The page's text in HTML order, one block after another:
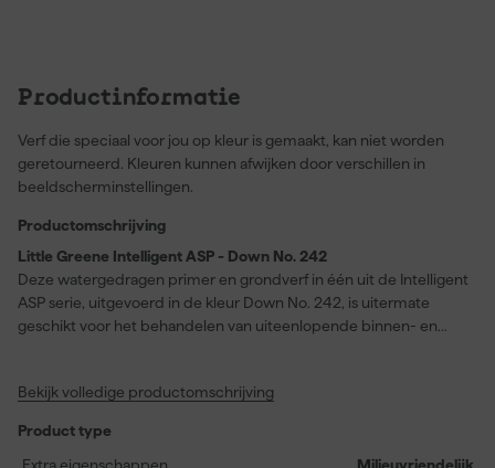
Productinformatie
Verf die speciaal voor jou op kleur is gemaakt, kan niet worden
geretourneerd. Kleuren kunnen afwijken door verschillen in
beeldscherminstellingen.
Productomschrijving
Little Greene Intelligent ASP - Down No. 242
Deze watergedragen primer en grondverf in één uit de Intelligent
ASP serie, uitgevoerd in de kleur Down No. 242, is uitermate
geschikt voor het behandelen van uiteenlopende binnen- en
matte afwerking met een glansgraad van minder dan 5%, waarbij
met alle ‘Intelligent’ lakafwerkingen van Little Greene. Dankzij de
snelle droogtijd van slechts twee uur kun je projecten vlot
Bekijk volledige productomschrijving
Product type